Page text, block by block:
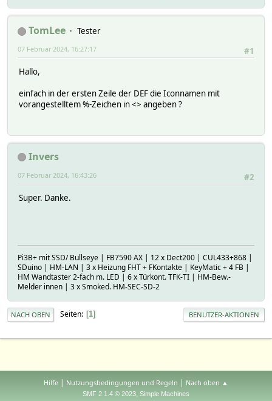
TomLee
Tester
#1
07 Februar 2024, 16:27:17
Hallo,
einfach in der ersten Zeile der DEF die Iconnamen mit
vorangestelltem %-Zeichen in <> angeben ?
Invers
#2
07 Februar 2024, 16:43:26
Super. Danke.
Pi3B+ mit SSD/ Bullseye | FB7590 AX | 12 x Dect200 | CUL433+868 |
SDuino | HM-LAN | 3 x Heizung FHT + FKontakte | KeyMatic + 4 FB |
HM Wandtaster 2-fach m. LED | 6 x Türkont. TFK-TI | HM-Bew.-
Melder innen | 3 x Smoked. HM-SEC-SD-2
NACH OBEN Seiten 1 BENUTZER-AKTIONEN
Hilfe | Nutzungsbedingungen und Regeln | Nach oben ▲
SMF 2.1.4 © 2023, Simple Machines